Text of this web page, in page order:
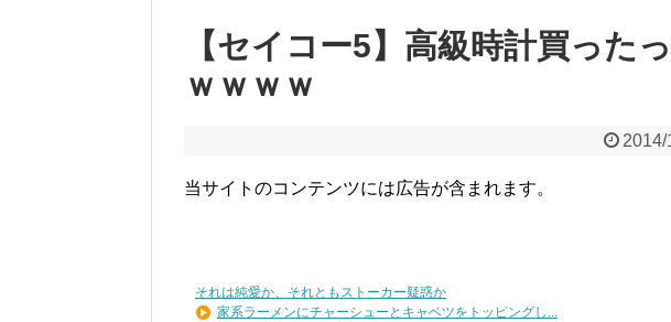
【セイコー5】高級時計買った
ｗｗｗｗ
2014/
当サイトのコンテンツには広告が含まれます。
それは純愛か、それともストーカー疑惑か
家系ラーメンにチャーシューとキャベツをトッピングし...